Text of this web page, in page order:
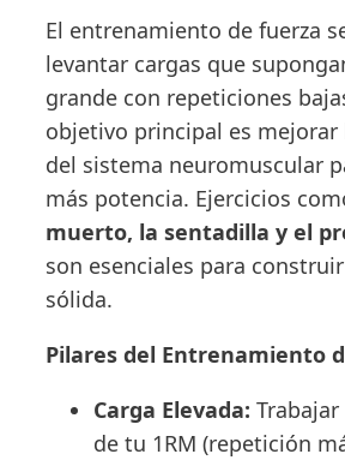
El entrenamiento de fuerza
levantar cargas que
grande con repeticiones
objetivo principal es mejorar
del sistema neuromuscular
más potencia. Ejercicios
muerto, la sentadilla y el
son esenciales para
sólida.
Pilares del Entrenamiento
Carga Elevada: Trabajar
de tu 1RM (repetición